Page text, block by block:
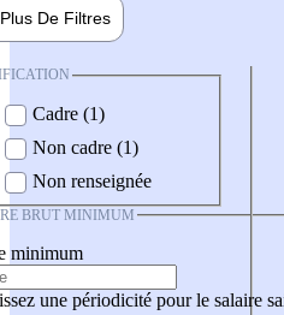
Plus De Filtres
Cadre (1)
Non cadre (1)
Non renseignée
BRUT MINIMUM
minimum
une périodicité pour le salaire